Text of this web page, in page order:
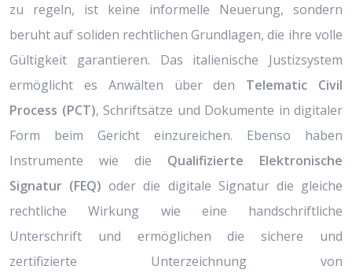
zu regeln, ist keine informelle Neuerung, sondern
beruht auf soliden rechtlichen Grundlagen, die ihre volle
Gültigkeit garantieren. Das italienische Justizsystem
ermöglicht es Anwälten über den Telematic Civil
Process (PCT), Schriftsätze und Dokumente in digitaler
Form beim Gericht einzureichen. Ebenso haben
Instrumente wie die Qualifizierte Elektronische
Signatur (FEQ) oder die digitale Signatur die gleiche
rechtliche Wirkung wie eine handschriftliche
Unterschrift und ermöglichen die sichere und
zertifizierte Unterzeichnung von